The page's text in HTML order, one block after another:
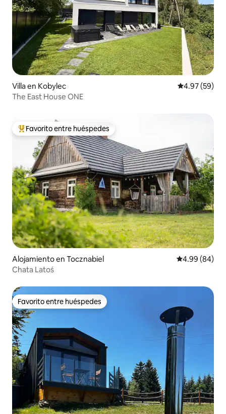
Villa en Kobylec Calificación
4.97 (59)
The East House ONE
Favorito entre huéspedes preferido
Favorito entre huéspedes
Alojamiento en Tocznabiel Calificación
4.99 (84)
Chata Latoś
Favorito entre huéspedes
Favorito entre huéspedes